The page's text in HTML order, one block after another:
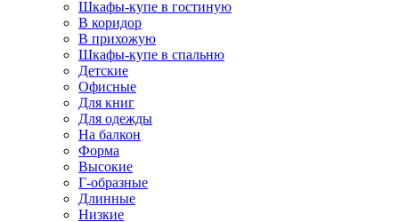
Шкафы-купе в гостиную
В коридор
В прихожую
Шкафы-купе в спальню
Детские
Офисные
Для книг
Для одежды
На балкон
Форма
Высокие
Г-образные
Длинные
Низкие